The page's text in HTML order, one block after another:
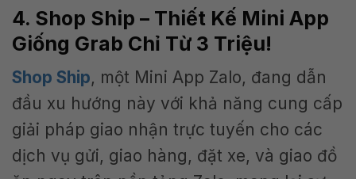
4. Shop Ship – Thiết Kế Mini App
Giống Grab Chỉ Từ 3 Triệu!
Shop Ship, một Mini App Zalo, đang dẫn
đầu xu hướng này với khả năng cung cấp
giải pháp giao nhận trực tuyến cho các
dịch vụ gửi, giao hàng, đặt xe, và giao đồ